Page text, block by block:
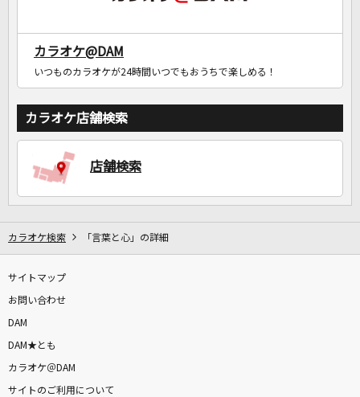
カラオケ@DAM
いつものカラオケが24時間いつでもおうちで楽しめる！
カラオケ店舗検索
店舗検索
カラオケ検索 「言葉と心」の詳細
サイトマップ
お問い合わせ
DAM
DAM★とも
カラオケ＠DAM
サイトのご利用について